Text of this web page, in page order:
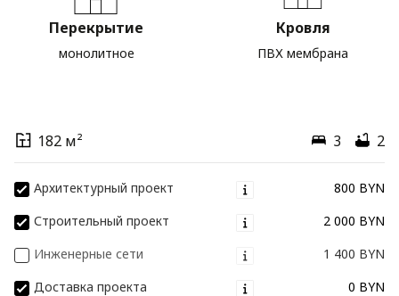
Перекрытие
монолитное
Кровля
ПВХ мембрана
182 м² 3 2
Архитектурный проект
800 BYN
Строительный проект
2 000 BYN
Инженерные сети
1 400 BYN
Доставка проекта
0 BYN